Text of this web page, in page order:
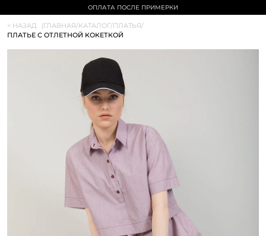
СКИДКА 10% НА ПЕРВЫЙ ЗАКАЗ
< НАЗАД |ГЛАВНАЯ/КАТАЛОГ/ПЛАТЬЯ/
ПЛАТЬЕ С ОТЛЕТНОЙ КОКЕТКОЙ